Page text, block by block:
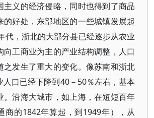
主义的经济侵略，同时也得到了商品
的好处，东部地区的一些城镇发展起
代，浙北的大部分县已经逐步从农业
向工商业为主的产业结构调整，人口
之发生了重大的变化。像苏南和浙北
人口已经下降到40－50％左右，基本
。沿海大城市，如上海，在短短百年
商的1842年算起，到1949年），从